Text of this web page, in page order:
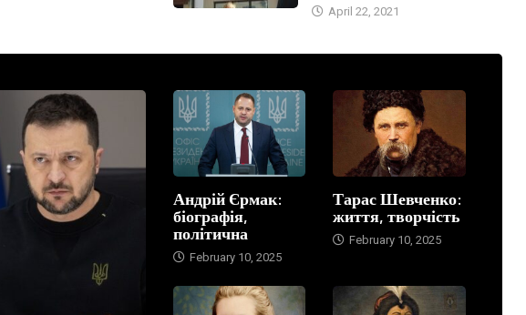
April 22, 2021
Андрій Єрмак:
біографія,
політична
February 10, 2025
Тарас Шевченко:
життя, творчість
February 10, 2025